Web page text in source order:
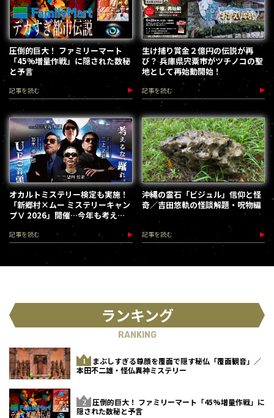
圧倒的巨大！ ファミリーマート
「45%増量作戦」に隠された数秘
と予言
記事を読む
生け捕り賞金２億円の伝説が再
び？ 兵庫県宍粟市がツチノコの聖
地として再始動開始！
記事を読む
オカルトミステリー検定も実施！
「新郷村×ムー ミステリーキャン
プⅤ 2026」開催…今年も考える
な、踊れ！（2026.9.12）
記事を読む
沖縄の霊石「ビジュル」信仰と怪
奇／吉田悠軌の怪談解題・呪物編
記事を読む
ランキング
RANKING
まぶしすぎる尊顔を覆面で隠す秘仏「覆面観音」／
本田不二雄・怪仏異神ミステリー
圧倒的巨大！ ファミリーマート「45%増量作戦」に
隠された数秘と予言